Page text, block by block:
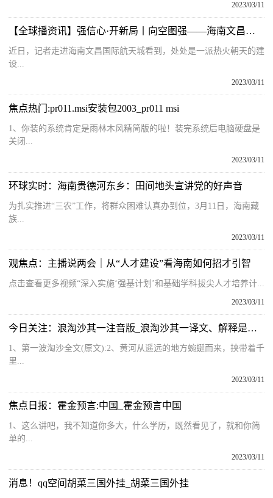
2023/03/11
【全球播资讯】强信心·开新局丨向空图强——海南文昌国际航天城生产建设一线见闻
近日，记者走进海南文昌国际航天城看到，处处是一派热火朝天的建
设...
2023/03/11
焦点热门:pr011.msi安装包2003_pr011 msi
1、你装的系统肯定是雨林木风精简版的啦！装完系统后电脑硬盘是
关闭...
2023/03/11
环球实时：海南贵德河东乡：田间地头宣讲党的好声音
为扎实推进“三农”工作，将群众困难认真办到位，3月11日，海南藏
族...
2023/03/11
观焦点：主播说两会｜从“人才建设”看海南如何招才引智
点击查看更多视频“深入实施‘强基计划’和基础学科拔尖人才培养计...
2023/03/11
今日关注：浪淘沙其一注音版_浪淘沙其一译文、解释是什么
1、第一波淘沙全文(原文):2、黄河从遥远的地方蜿蜒而来，挟带着千
里...
2023/03/11
焦点日报：霍金预言:中国_霍金预言中国
1、这么讲吧，我不知道你多大，什么学历，既然看见了，就和你简
单的...
2023/03/11
消息！qq空间胡菜三国外挂_胡菜三国外挂